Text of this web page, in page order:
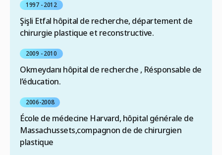
1997 - 2012
Şişli Etfal hôpital de recherche, département de
chirurgie plastique et reconstructive.
2009 - 2010
Okmeydanı hôpital de recherche , Résponsable de
l’éducation.
2006-2008
École de médecine Harvard, hôpital générale de
Massachussets,compagnon de de chirurgien
plastique